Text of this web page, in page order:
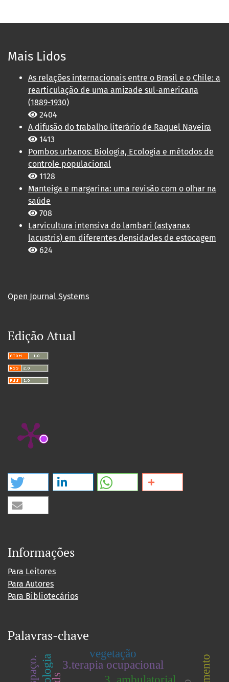
Mais Lidos
As relações internacionais entre o Brasil e o Chile: a
rearticulação de uma amizade sul-americana
(1889-1930)
2404
A difusão do trabalho literário de Raquel Naveira
1413
Pombos urbanos: Biologia, Ecologia e métodos de
controle populacional
1128
Manteiga e margarina: uma revisão com o olhar na
saúde
708
Larvicultura intensiva do lambari (astyanax
lacustris) em diferentes densidades de estocagem
624
Open Journal Systems
Edição Atual
Informações
Para Leitores
Para Autores
Para Bibliotecários
Palavras-chave
3.terapia ocupacional
vegetação